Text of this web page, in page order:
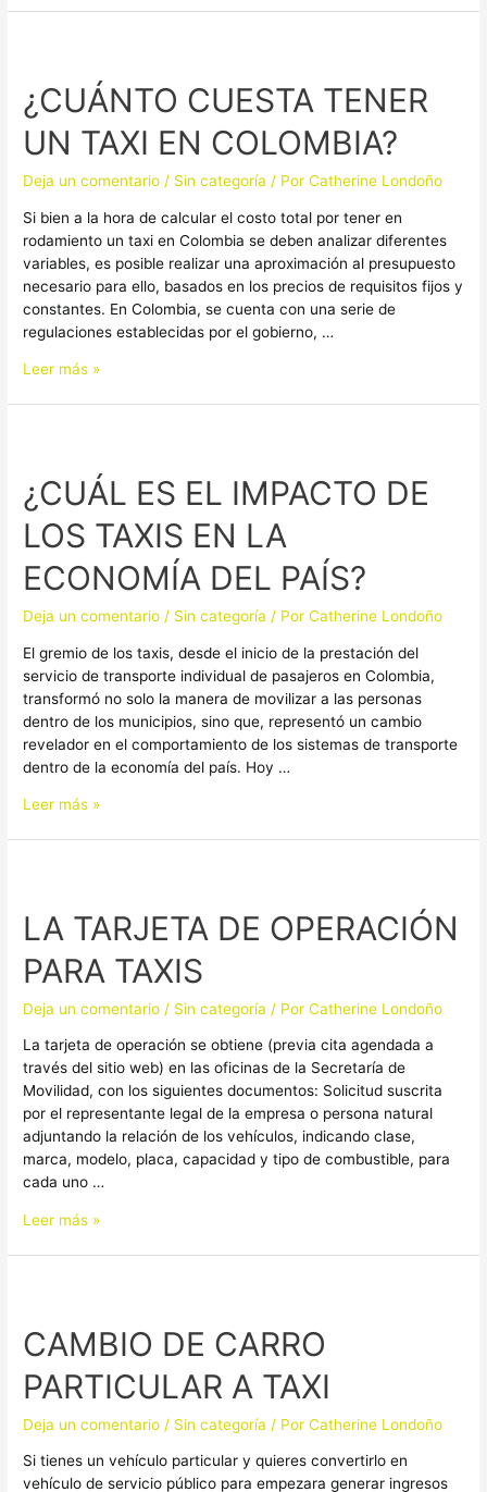
¿CUÁNTO CUESTA TENER
UN TAXI EN COLOMBIA?
Deja un comentario / Sin categoría / PorCatherine Londoño
Si bien a la hora de calcular el costo total por tener en
rodamiento un taxi en Colombia se deben analizar diferentes
variables, es posible realizar una aproximación al presupuesto
necesario para ello, basados en los precios de requisitos fijos y
constantes. En Colombia, se cuenta con una serie de
regulaciones establecidas por el gobierno, …
TENER
UN
TAXI
EN
COLOMBIA?
Leer más »
¿CUÁL ES EL IMPACTO DE
LOS TAXIS EN LA
ECONOMÍA DEL PAÍS?
Deja un comentario / Sin categoría / PorCatherine Londoño
El gremio de los taxis, desde el inicio de la prestación del
servicio de transporte individual de pasajeros en Colombia,
transformó no solo la manera de movilizar a las personas
dentro de los municipios, sino que, representó un cambio
revelador en el comportamiento de los sistemas de transporte
dentro de la economía del país. Hoy …
EL
IMPACTO
DE
LOS
TAXIS
LA
ECONOMÍA
DEL
PAÍS?
Leer más »
LA TARJETA DE OPERACIÓN
PARA TAXIS
Deja un comentario / Sin categoría / PorCatherine Londoño
La tarjeta de operación se obtiene (previa cita agendada a
través del sitio web) en las oficinas de la Secretaría de
Movilidad, con los siguientes documentos: Solicitud suscrita
por el representante legal de la empresa o persona natural
adjuntando la relación de los vehículos, indicando clase,
marca, modelo, placa, capacidad y tipo de combustible, para
cada uno …
DE
OPERACIÓN
PARA
TAXIS
Leer más »
CAMBIO DE CARRO
PARTICULAR A TAXI
Deja un comentario / Sin categoría / PorCatherine Londoño
Si tienes un vehículo particular y quieres convertirlo en
vehículo de servicio público para empezara generar ingresos
CARRO
PARTICULAR
A
TAXI